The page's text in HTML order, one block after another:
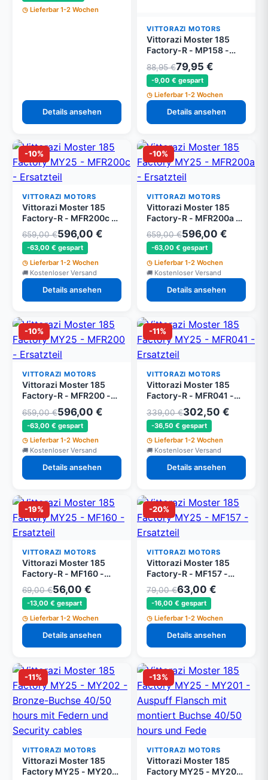
Lieferbar 1-2 Wochen
Details ansehen
VITTORAZI MOTORS
Vittorazi Moster 185
Factory-R - MP158 -
Auspuff Schalldaempfer
Komplett
88,95 €79,95 €
-9,00 € gespart
Lieferbar 1-2 Wochen
Details ansehen
-10%
VITTORAZI MOTORS
Vittorazi Moster 185
Factory-R - MFR200c -
Komplett Auspuff
verchromt Factory-R
mit Schalldämpfer,
Platte und
Schwingungsdämpfern
659,00 €596,00 €
-63,00 € gespart
Lieferbar 1-2 Wochen
Kostenloser Versand
Details ansehen
-10%
VITTORAZI MOTORS
Vittorazi Moster 185
Factory-R - MFR200a -
Verchromter Auspuff
Factory-R Anfangsteil
659,00 €596,00 €
-63,00 € gespart
Lieferbar 1-2 Wochen
Kostenloser Versand
Details ansehen
-10%
VITTORAZI MOTORS
Vittorazi Moster 185
Factory-R - MFR200 -
Verchromter Auspuff
Factory-R mit Platte
ohne Schalldämpfer
659,00 €596,00 €
-63,00 € gespart
Lieferbar 1-2 Wochen
Kostenloser Versand
Details ansehen
-11%
VITTORAZI MOTORS
Vittorazi Moster 185
Factory-R - MFR041 -
Seilzugstarter komplett
3S mit Titan-
Durchführung und
Seildurchführung Ø 36
mm
339,00 €302,50 €
-36,50 € gespart
Lieferbar 1-2 Wochen
Kostenloser Versand
Details ansehen
-19%
VITTORAZI MOTORS
Vittorazi Moster 185
Factory-R - MF160 -
Carbonfaser
Schalldämpferrohr 300
mm
69,00 €56,00 €
-13,00 € gespart
Lieferbar 1-2 Wochen
Details ansehen
-20%
VITTORAZI MOTORS
Vittorazi Moster 185
Factory-R - MF157 -
Schalldämpfer-
Innenstruktur 300 mm
79,00 €63,00 €
-16,00 € gespart
Lieferbar 1-2 Wochen
Details ansehen
-11%
VITTORAZI MOTORS
Vittorazi Moster 185
Factory MY25 - MY202
-13%
VITTORAZI MOTORS
Vittorazi Moster 185
Factory MY25 - MY201